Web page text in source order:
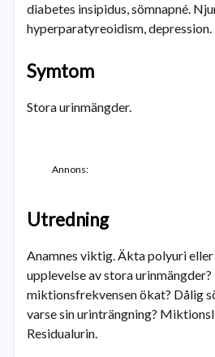
diabetes insipidus, sömnapné.
hyperparatyreoidism, depression.
Symtom
Stora urinmängder.
Annons:
Utredning
Anamnes viktig. Äkta polyuri
upplevelse av stora
miktionsfrekvensen ökat? Dålig
varse sin urinträngning?
Residualurin.